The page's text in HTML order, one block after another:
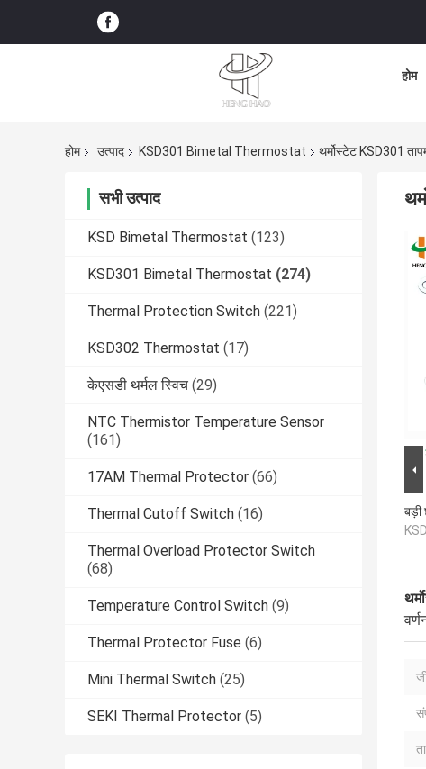
होम
होम उत्पाद KSD301 Bimetal Thermostat थर्मोस्टेट KSD301
सभी उत्पाद
KSD Bimetal Thermostat (123)
KSD301 Bimetal Thermostat (274)
Thermal Protection Switch (221)
KSD302 Thermostat (17)
केएसडी थर्मल स्विच (29)
NTC Thermistor Temperature Sensor
(161)
17AM Thermal Protector (66)
Thermal Cutoff Switch (16)
Thermal Overload Protector Switch
(68)
Temperature Control Switch (9)
Thermal Protector Fuse (6)
Mini Thermal Switch (25)
SEKI Thermal Protector (5)
बड़ी